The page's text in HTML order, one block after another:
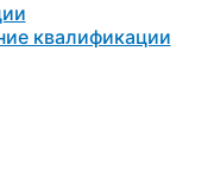
квалификации